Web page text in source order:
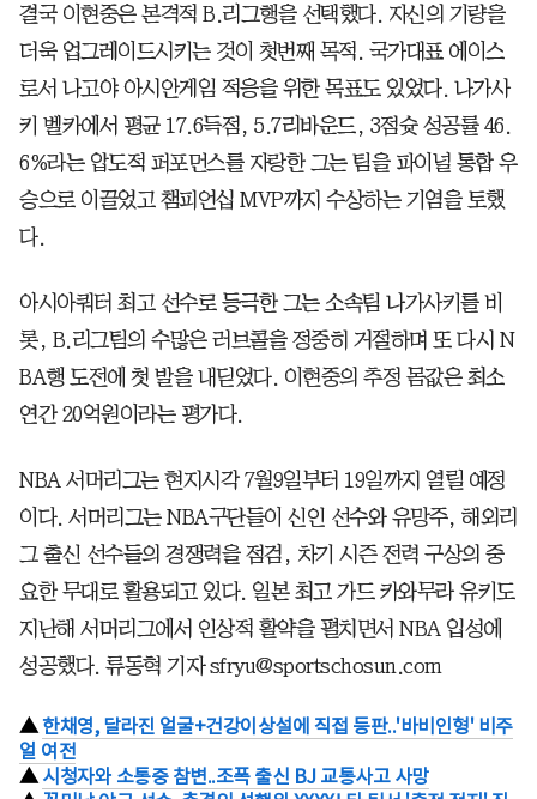
결국 이현중은 본격적 B.리그행을 선택했다. 자신의 기량을
더욱 업그레이드시키는 것이 첫번째 목적. 국가대표 에이스
로서 나고야 아시안게임 적응을 위한 목표도 있었다. 나가사
키 벨카에서 평균 17.6득점, 5.7리바운드, 3점슛 성공률 46.
6%라는 압도적 퍼포먼스를 자랑한 그는 팀을 파이널 통합 우
승으로 이끌었고 챔피언십 MVP까지 수상하는 기염을 토했
다.
아시아쿼터 최고 선수로 등극한 그는 소속팀 나가사키를 비
롯, B.리그팀의 수많은 러브콜을 정중히 거절하며 또 다시 N
BA행 도전에 첫 발을 내딛었다. 이현중의 추정 몸값은 최소
연간 20억원이라는 평가다.
NBA 서머리그는 현지시각 7월9일부터 19일까지 열릴 예정
이다. 서머리그는 NBA구단들이 신인 선수와 유망주, 해외리
그 출신 선수들의 경쟁력을 점검, 차기 시즌 전력 구상의 중
요한 무대로 활용되고 있다. 일본 최고 가드 카와무라 유키도
지난해 서머리그에서 인상적 활약을 펼치면서 NBA 입성에
성공했다. 류동혁 기자 sfryu@sportschosun.com
▲한채영, 달라진 얼굴+건강이상설에 직접 등판..'바비인형' 비주
얼 여전
▲ 시청자와 소통중 참변..조폭 출신 BJ 교통사고 사망